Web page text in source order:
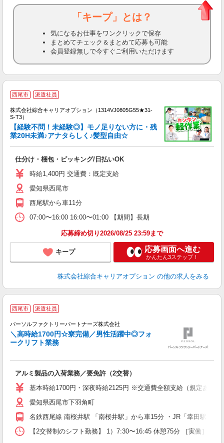
「キープ」とは？
気になるお仕事をワンクリックで保存
まとめてチェック＆まとめて応募も可能
会員登録無しで今すぐご利用いただけます
西尾市 派遣社員
株式会社綜合キャリアオプション（1314VJ0805G55★31-
S-T3）
【経験不問！未経験◎】モノ足りない方に・残
業20H未満♪アナタらしく♪髪型自由☆
仕分け・梱包・ピッキング/日払いOK
時給1,400円 交通費：既定支給
愛知県西尾市
西尾駅から車11分
07:00〜16:00 16:00〜01:00 【期間】長期
応募締め切り2026/08/25 23:59まで
キープ 応募画面へ進む
かんたん3ステップ！
株式会社綜合キャリアオプション の他の求人をみる
西尾市 派遣社員
パーソルファクトリーパートナーズ株式会社
＼高時給1700円☆寮完備／男性活躍中◎フォ
ークリフト業務
アルミ製品の入荷業務／要免許（2交替）
基本時給1700円・深夜時給2125円 ※交通費全額支給（規定あり
愛知県西尾市下羽角町
名鉄西尾線 南桜井駅 「南桜井駅」から車15分 ・JR「幸田駅」
【2交替制のシフト勤務】 1）7:30〜16:45 休憩75分 ［実働］8